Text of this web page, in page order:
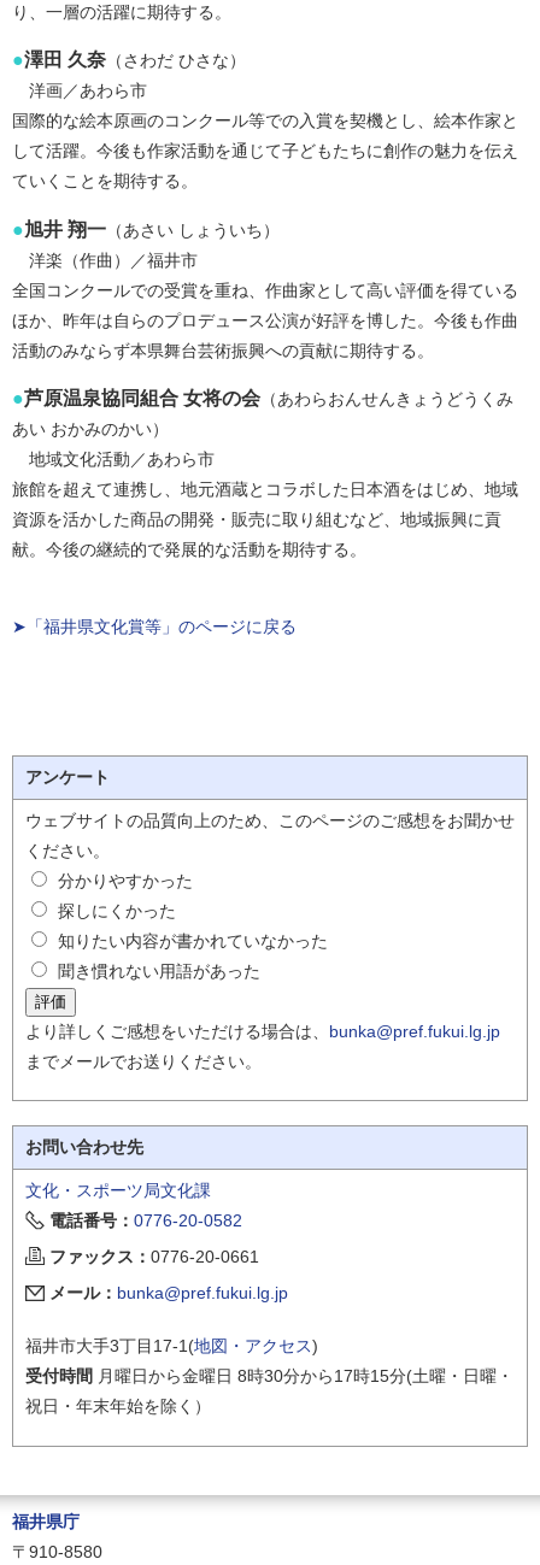
り、一層の活躍に期待する。
●澤田 久奈 （さわだ ひさな）
洋画／あわら市
国際的な絵本原画のコンクール等での入賞を契機とし、絵本作家と
して活躍。今後も作家活動を通じて子どもたちに創作の魅力を伝え
ていくことを期待する。
●旭井 翔一 （あさい しょういち）
洋楽（作曲）／福井市
全国コンクールでの受賞を重ね、作曲家として高い評価を得ている
ほか、昨年は自らのプロデュース公演が好評を博した。今後も作曲
活動のみならず本県舞台芸術振興への貢献に期待する。
●芦原温泉協同組合 女将の会 （あわらおんせんきょうどうくみ
あい おかみのかい）
地域文化活動／あわら市
旅館を超えて連携し、地元酒蔵とコラボした日本酒をはじめ、地域
資源を活かした商品の開発・販売に取り組むなど、地域振興に貢
献。今後の継続的で発展的な活動を期待する。
➤「福井県文化賞等」のページに戻る
アンケート
ウェブサイトの品質向上のため、このページのご感想をお聞かせ
ください。
分かりやすかった
探しにくかった
知りたい内容が書かれていなかった
聞き慣れない用語があった
より詳しくご感想をいただける場合は、 bunka@pref.fukui.lg.jp
までメールでお送りください。
お問い合わせ先
文化・スポーツ局文化課
電話番号： 0776-20-0582
ファックス： 0776-20-0661
メール： bunka@pref.fukui.lg.jp
福井市大手3丁目17-1(地図・アクセス)
受付時間 月曜日から金曜日 8時30分から17時15分(土曜・日曜・
祝日・年末年始を除く）
福井県庁
〒910-8580